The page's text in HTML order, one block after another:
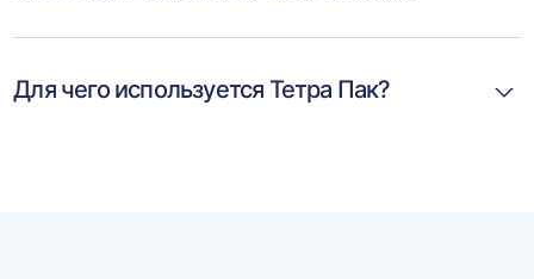
Для чего используется Тетра Пак?